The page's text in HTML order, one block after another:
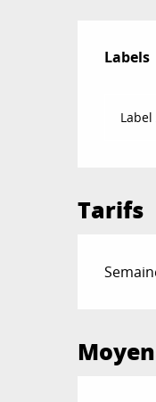
Labels
Labels
Label
Tarifs
Tarifs